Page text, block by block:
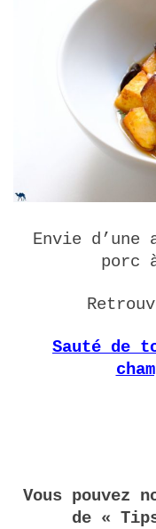
Envie
porc
Sauté de
Vous pouvez
de «